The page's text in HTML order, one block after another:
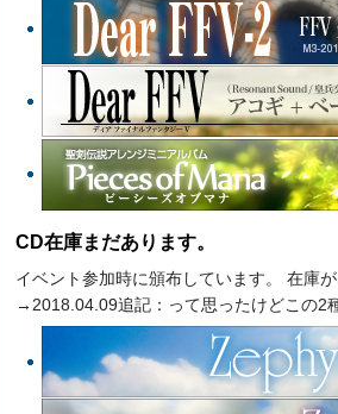
CD在庫まだあります。
イベント参加時に頒布しています。 在庫
→2018.04.09追記：って思ったけどこの2